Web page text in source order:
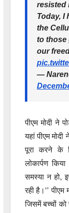
resisted
Today, I
the
to those
our
—
पीएम मोदी ने
यहां पीएम
पूरा करने के
लोकार्पण
समस्या न हो,
रही है।‘’
जिसमें बच्चों को